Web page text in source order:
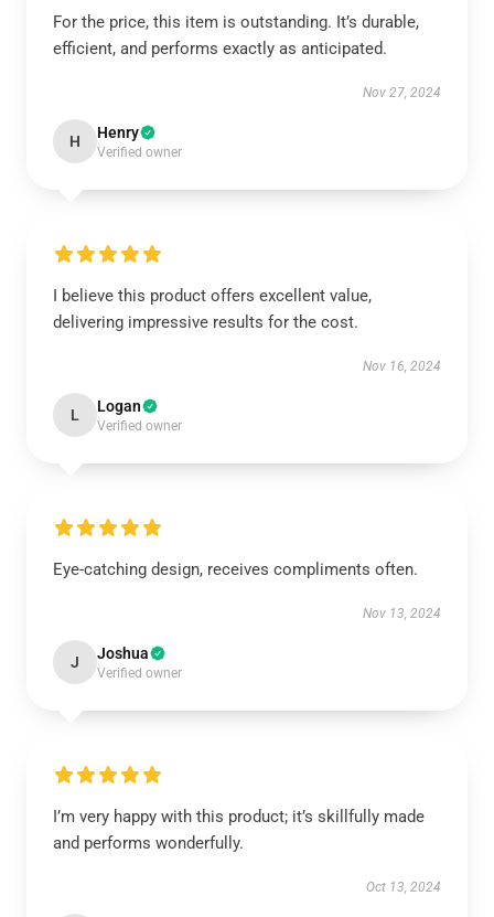
For the price, this item is outstanding. It’s durable,
efficient, and performs exactly as anticipated.
Nov 27, 2024
H Henry
Verified owner
I believe this product offers excellent value,
delivering impressive results for the cost.
Nov 16, 2024
L Logan
Verified owner
Eye-catching design, receives compliments often.
Nov 13, 2024
J Joshua
Verified owner
I’m very happy with this product; it’s skillfully made
and performs wonderfully.
Oct 13, 2024